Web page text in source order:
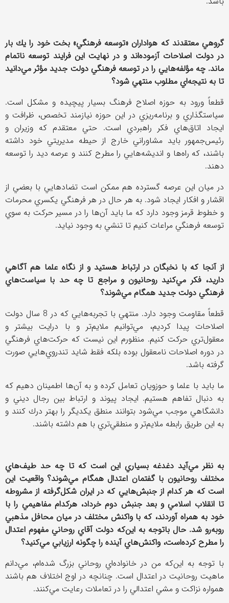
گروهي معتقدند كه هواداران «توسعه فرهنگي» بخت خود را يك بار
در دولت اصلاحات آزموده‌اند و در نهايت اين فرايند توسعه ناتمام
ماند. چه مؤلفه‌هايي را در توسعه فرهنگي دولت جديد مؤثر مي‌دانيد
تا به نتيجه‌اي مطلوب منتهي‌ شود؟
قطعاً ورود به حوزه اصلاح فرهنگ بسيار پيچيده و مشكل است.
سياستگذاري و برنامه‌ريزي در اين حوزه نيازمند تخصص، ظرافت و
ايجاد اتاق‌هاي فكر راهبردي است. حتي معتقدم كه وزيران و
رئيس‌جمهور بايد مشاوراني خارج از حيطه مديريتي خود داشته
باشند، كه راه‌ها و انديشه‌هايي را مطرح ‌كنند و عرصه ديد را توسعه
دهند.
در ميان اين عرصه گسترده هم ممكن است تضادهايي با بعضي از
اقشار و افكار ايجاد شود. به هر حال در هر فرهنگي يكسري محرمات
و خطوط قرمز وجود دارد كه ما بايد آن‌ها را در مسير حركت به سوي
توسعه فرهنگي مراعات كنيم تا تنشي به وجود نيايد.
از آنجا كه با نخبگان در ارتباط هستيد و از نگاه علما هم آگاهي
داريد، فكر مي‌كنيد روحانيون و مراجع تا چه حد با سياست‌هاي
فرهنگي دولت جديد همگام مي‌شوند؟
قطعاً مقاومت وجود دارد. منتهي با تجربه‌هايي كه در 8 سال دولت
اصلاحات پيدا كرديم، مي‌توانيم ملايم‌تر و با درايت بيشتر و
معقول‌تري حركت كنيم. منظورم اين نيست كه حركت‌هاي فرهنگي
در دوره اصلاحات نامعقول بوده‌ بلكه فقط شايد تندروي‌هايي صورت
گرفته باشد.
ما بايد با علما و حوزويان تعامل كرده و به آن‌ها اطمينان دهيم كه
به دنبال تفاهم هستيم. ايجاد پيوند و ارتباط بين رجال ديني و
دانشگاهي موجب مي‌شود بتوانند منطق يكديگر را بهتر درك كنند و
به اين طريق رابطه ملايم‌تر و منطقي‌تري با هم داشته باشند.
به نظر مي‌آيد دغدغه بسياري اين است كه تا چه حد طيف‌هاي
مختلف روحانيون با گفتمان اعتدال همگام مي‌شوند؟ واقعيت اين
است كه هر كدام از جنبش‌هايي كه در ايران شكل‌گرفته از مشروطه
تا انقلاب اسلامي و بعد جنبش دوم خرداد، هركدام مفاهيمي را با
خود به همراه آوردند، كه با واكنش مختلف در ميان محافل مذهبي
روبه‌رو شد. حال باتوجه به اين‌كه دولت آقاي روحاني مفهوم اعتدال
را مطرح كرده‌است، واكنش‌هاي آينده را چگونه ارزيابي مي‌كنيد؟
با توجه به اين‌كه من در خانواده‌اي روحاني بزرگ شده‌ام، مي‌دانم
ماهيت روحانيت در اعتدال است. چنانچه در اوج اختلاف هم باشند
همواره نزاكت و مشي اعتدالي را در تعاملات رعايت مي‌كنند.